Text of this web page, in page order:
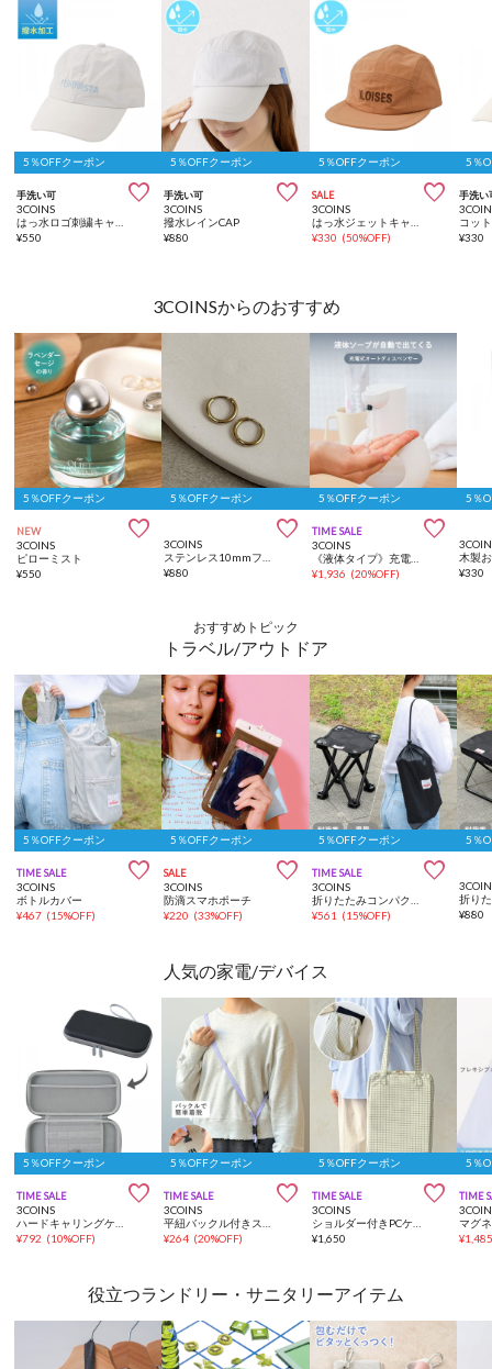
5％OFFクーポン
手洗い可 
3COINS
¥550
5％OFFクーポン
手洗い可 
3COINS
撥水レインCAP
¥880
5％OFFクーポン
SALE 
3COINS
¥330 (50%OFF)
5％
手洗い
コッ
¥330
3COINSからのおすすめ
5％OFFクーポン
NEW 
3COINS
ピローミスト
¥550
5％OFFクーポン

3COINS
¥880
5％OFFクーポン
TIME SALE 
3COINS
《液体タイプ》充電式オートディスペンサー
¥1,936 (20%OFF)
5％
¥330
おすすめトピック
トラベル/アウトドア
5％OFFクーポン
TIME SALE 
3COINS
ボトルカバー
¥467 (15%OFF)
5％OFFクーポン
SALE 
3COINS
防滴スマホポーチ
¥220 (33%OFF)
5％OFFクーポン
TIME SALE 
3COINS
¥561 (15%OFF)
5％
折り
¥880
人気の家電/デバイス
5％OFFクーポン
TIME SALE 
3COINS
¥792 (10%OFF)
5％OFFクーポン
TIME SALE 
3COINS
¥264 (20%OFF)
5％OFFクーポン
TIME SALE 
3COINS
¥1,650
5％
TIME
¥
役立つランドリー・サニタリーアイテム